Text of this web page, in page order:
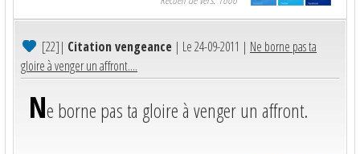
[22]| Citation vengeance | Le 24-09-2011 | Ne borne pas ta
gloire à venger un affront....
Ne borne pas ta gloire à venger un affront.